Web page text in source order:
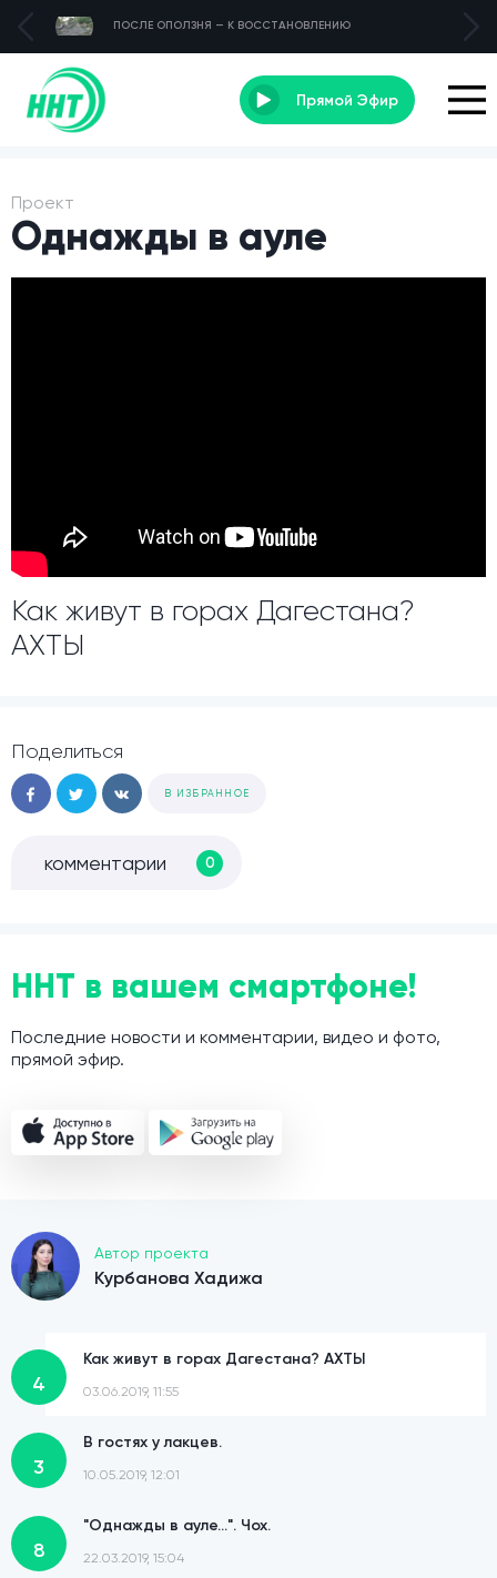
ПОСЛЕ ОПОЛЗНЯ — К ВОССТАНОВЛЕНИЮ
Прямой Эфир
Проект
Однажды в ауле
Как живут в горах Дагестана?
АХТЫ
Поделиться
В ИЗБРАННОЕ
комментарии 0
ННТ в вашем смартфоне!
Последние новости и комментарии, видео и фото,
прямой эфир.
Автор проекта
Курбанова Хадижа
4
Как живут в горах Дагестана? АХТЫ
03.06.2019, 11:55
3
В гостях у лакцев.
10.05.2019, 12:01
8
"Однажды в ауле...". Чох.
22.03.2019, 15:04